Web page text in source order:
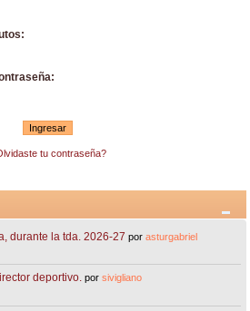
tu contraseña?
durante la tda. 2026-27 porasturgabriel
deportivo. porsivigliano